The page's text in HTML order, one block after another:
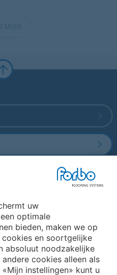
uw
optimale
bieden, maken we op
en soortgelijke
absoluut noodzakelijke
cookies alleen als
instellingen» kunt u